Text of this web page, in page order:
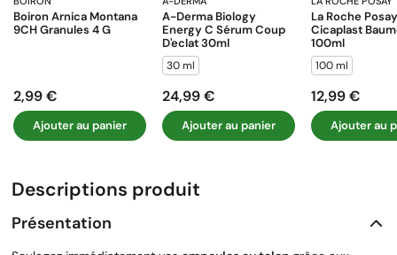
Boiron Arnica Montana
9CH Granules 4 G
Prix
2,99 €
Ajouter au panier
A-Derma Biology
Energy C Sérum Coup
D'eclat 30ml
30 ml
Prix
24,99 €
Ajouter au panier
La Roche Posay
Cicaplast
100ml
100 ml
Prix
12,99 €
Ajouter au
Descriptions produit
Présentation